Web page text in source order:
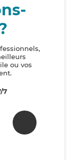
ou vos
7